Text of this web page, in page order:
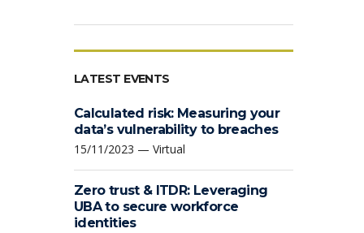
LATEST EVENTS
Calculated risk: Measuring your
data’s vulnerability to breaches
15/11/2023 — Virtual
Zero trust & ITDR: Leveraging
UBA to secure workforce
identities